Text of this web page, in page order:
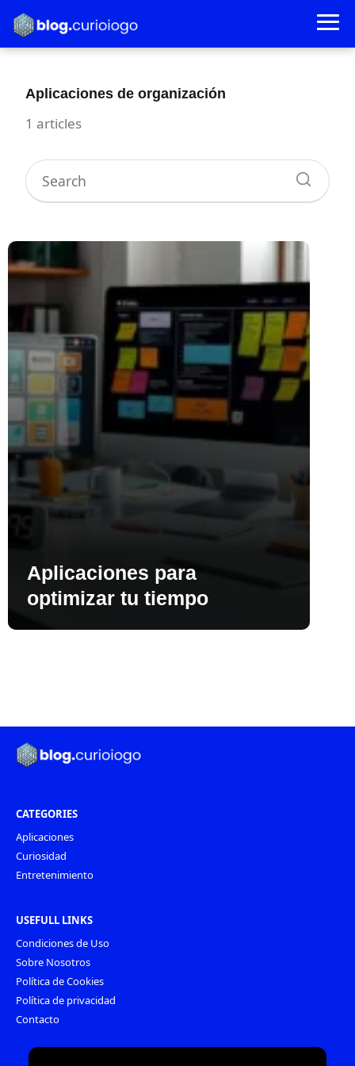
Aplicaciones de organización
1 articles
Aplicaciones para
optimizar tu tiempo
CATEGORIES
Aplicaciones
Curiosidad
Entretenimiento
USEFULL LINKS
Condiciones de Uso
Sobre Nosotros
Política de Cookies
Política de privacidad
Contacto